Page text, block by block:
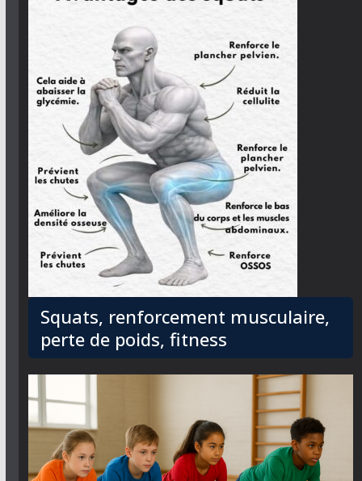
Squats, renforcement musculaire,
perte de poids, fitness